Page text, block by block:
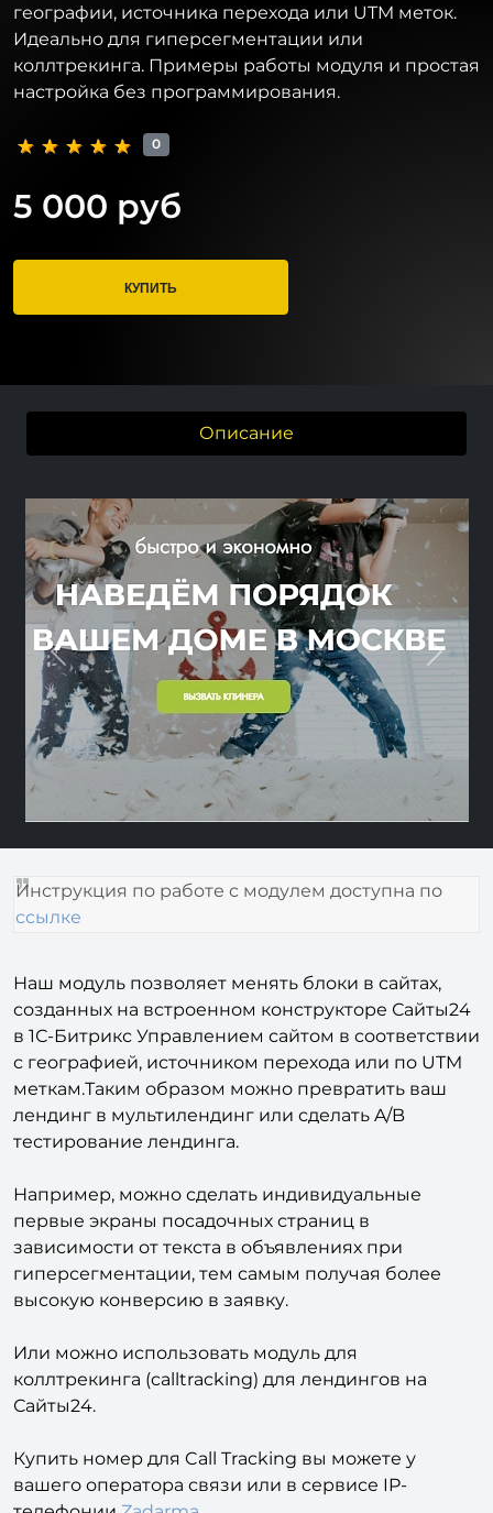
географии, источника перехода или UTM меток.
Идеально для гиперсегментации или
коллтрекинга. Примеры работы модуля и простая
настройка без программирования.
0
5 000 руб
КУПИТЬ
Описание
Previous Next
Инструкция по работе с модулем доступна по
ссылке
Наш модуль позволяет менять блоки в сайтах,
созданных на встроенном конструкторе Сайты24
в 1С-Битрикс Управлением сайтом в соответствии
с географией, источником перехода или по UTM
меткам.Таким образом можно превратить ваш
лендинг в мультилендинг или сделать A/B
тестирование лендинга.
Например, можно сделать индивидуальные
первые экраны посадочных страниц в
зависимости от текста в объявлениях при
гиперсегментации, тем самым получая более
высокую конверсию в заявку.
Или можно использовать модуль для
коллтрекинга (calltracking) для лендингов на
Сайты24.
Купить номер для Call Tracking вы можете у
вашего оператора связи или в сервисе IP-